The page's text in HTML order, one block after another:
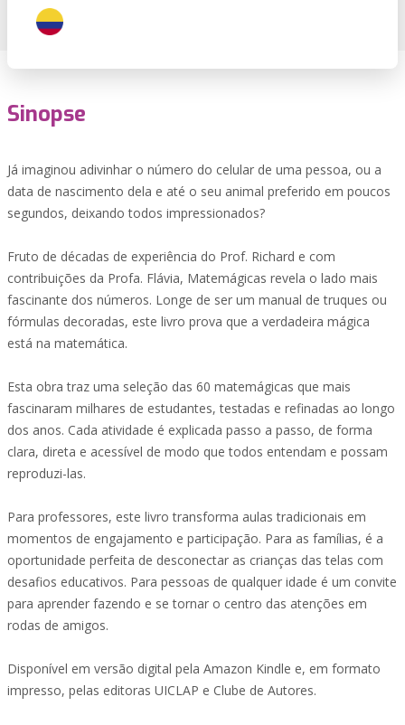
Sinopse
Já imaginou adivinhar o número do celular de uma pessoa, ou a
data de nascimento dela e até o seu animal preferido em poucos
segundos, deixando todos impressionados?
Fruto de décadas de experiência do Prof. Richard e com
contribuições da Profa. Flávia, Matemágicas revela o lado mais
fascinante dos números. Longe de ser um manual de truques ou
fórmulas decoradas, este livro prova que a verdadeira mágica
está na matemática.
Esta obra traz uma seleção das 60 matemágicas que mais
fascinaram milhares de estudantes, testadas e refinadas ao longo
dos anos. Cada atividade é explicada passo a passo, de forma
clara, direta e acessível de modo que todos entendam e possam
reproduzi-las.
Para professores, este livro transforma aulas tradicionais em
momentos de engajamento e participação. Para as famílias, é a
oportunidade perfeita de desconectar as crianças das telas com
desafios educativos. Para pessoas de qualquer idade é um convite
para aprender fazendo e se tornar o centro das atenções em
rodas de amigos.
Disponível em versão digital pela Amazon Kindle e, em formato
impresso, pelas editoras UICLAP e Clube de Autores.